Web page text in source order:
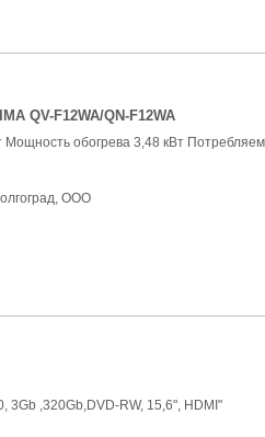
QV-F12WA/QN-F12WA
обогрева 3,48 кВт
ООО
3Gb ,320Gb,DVD-RW, 15,6", HDMI"